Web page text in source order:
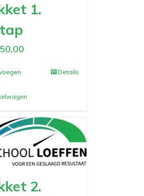
1.
Details
2.